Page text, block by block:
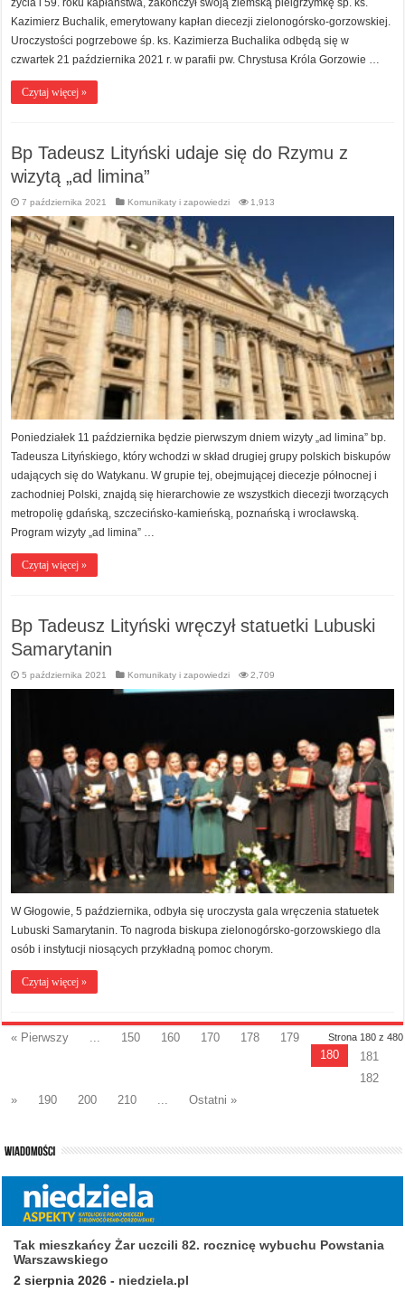
Kazimierz Buchalik, emerytowany kapłan diecezji zielonogórsko-gorzowskiej.
Uroczystości pogrzebowe śp. ks. Kazimierza Buchalika odbędą się w
czwartek 21 października 2021 r. w parafii pw. Chrystusa Króla Gorzowie …
Czytaj więcej »
Bp Tadeusz Lityński udaje się do Rzymu z
wizytą „ad limina”
7 października 2021 Komunikaty i zapowiedzi 1,913
Poniedziałek 11 października będzie pierwszym dniem wizyty „ad limina” bp.
Tadeusza Lityńskiego, który wchodzi w skład drugiej grupy polskich biskupów
udających się do Watykanu. W grupie tej, obejmującej diecezje północnej i
zachodniej Polski, znajdą się hierarchowie ze wszystkich diecezji tworzących
metropolię gdańską, szczecińsko-kamieńską, poznańską i wrocławską.
Program wizyty „ad limina” …
Czytaj więcej »
Bp Tadeusz Lityński wręczył statuetki Lubuski
Samarytanin ​
5 października 2021 Komunikaty i zapowiedzi 2,709
W Głogowie, 5 października, odbyła się uroczysta gala wręczenia statuetek
Lubuski Samarytanin. To nagroda biskupa zielonogórsko-gorzowskiego dla
osób i instytucji niosących przykładną pomoc chorym.
Czytaj więcej »
Strona 180 z 480
« Pierwszy 150 160 170 178
179
180
181
182
»
190 200 210 Ostatni »
Tak mieszkańcy Żar uczcili 82. rocznicę wybuchu Powstania
Warszawskiego
2 sierpnia 2026 - niedziela.pl